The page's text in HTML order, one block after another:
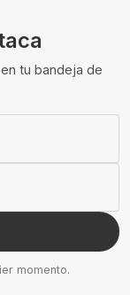
tu bandeja de
momento.